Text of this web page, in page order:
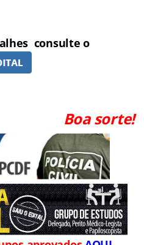
consulte o
Boa sorte!